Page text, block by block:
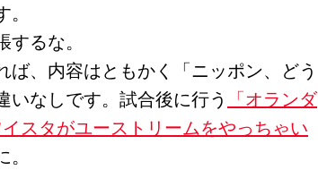
るな。
、内容はともかく「ニッポン、どう
いなしです。試合後に行う
「オランダ
スタがユーストリームをやっちゃい